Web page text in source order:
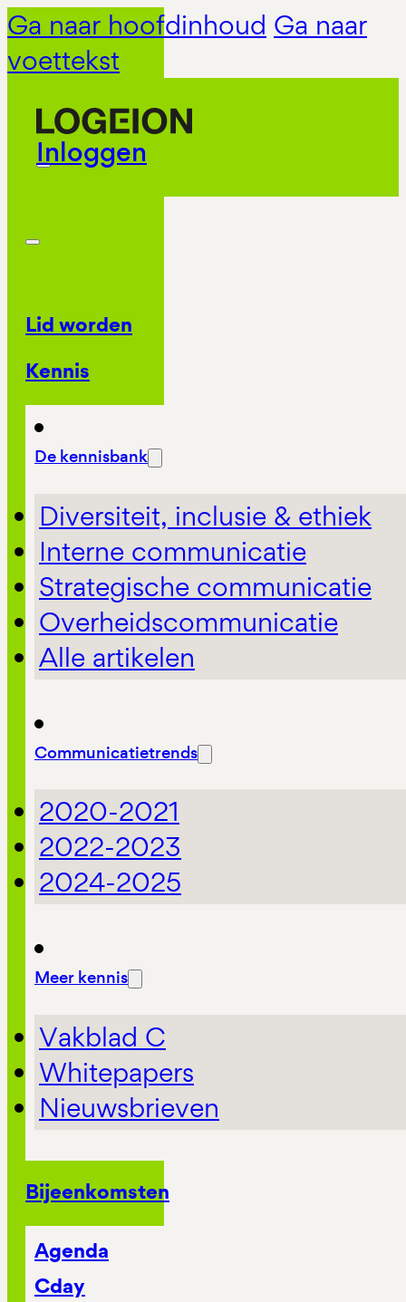
Ga naar hoofdinhoud Ga naar
voettekst
Inloggen
Lid worden
Kennis
De kennisbank
Diversiteit, inclusie & ethiek
Interne communicatie
Strategische communicatie
Overheidscommunicatie
Alle artikelen
Communicatietrends
2020-2021
2022-2023
2024-2025
Meer kennis
Vakblad C
Whitepapers
Nieuwsbrieven
Bijeenkomsten
Agenda
Cday